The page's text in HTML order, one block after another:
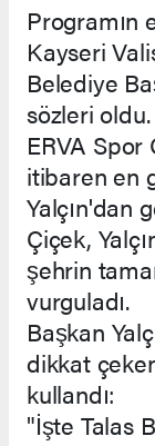
Programın
Kayseri
Belediye
sözleri oldu.
ERVA
itibaren en
Yalçın'dan
Çiçek,
şehrin
vurguladı.
Başkan
dikkat
kullandı:
"İşte Talas